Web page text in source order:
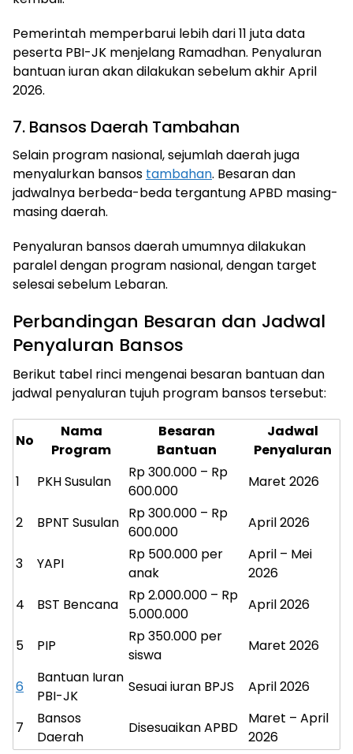
Pemerintah memperbarui lebih dari 11 juta data
peserta PBI-JK menjelang Ramadhan. Penyaluran
bantuan iuran akan dilakukan sebelum akhir April
2026.
7. Bansos Daerah Tambahan
Selain program nasional, sejumlah daerah juga
menyalurkan bansos tambahan. Besaran dan
jadwalnya berbeda-beda tergantung APBD masing-
masing daerah.
Penyaluran bansos daerah umumnya dilakukan
paralel dengan program nasional, dengan target
selesai sebelum Lebaran.
Perbandingan Besaran dan Jadwal
Penyaluran Bansos
Berikut tabel rinci mengenai besaran bantuan dan
jadwal penyaluran tujuh program bansos tersebut:
No
Nama
Program
Besaran
Bantuan
Jadwal
Penyaluran
1
PKH Susulan
Rp 300.000 – Rp
600.000
Maret 2026
2 BPNT Susulan
Rp 300.000 – Rp
600.000
April 2026
3 YAPI
Rp 500.000 per
anak
April – Mei
2026
4
BST Bencana
Rp 2.000.000 – Rp
5.000.000
April 2026
5 PIP
Rp 350.000 per
siswa
Maret 2026
6
Bantuan Iuran
PBI-JK
Sesuai iuran BPJS April 2026
7
Bansos
Daerah
Disesuaikan APBD
Maret – April
2026